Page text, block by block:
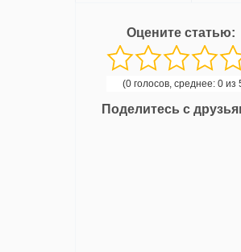
Оцените статью:
(0 голосов, среднее: 0 из
Поделитесь с